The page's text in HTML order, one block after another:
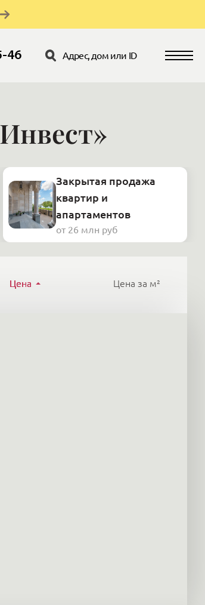
46
Закрытая продажа
квартир и
апартаментов
от 26 млн руб
Цена
Цена за м²